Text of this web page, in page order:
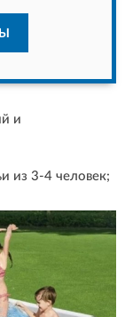
и
из 3-4 человек;